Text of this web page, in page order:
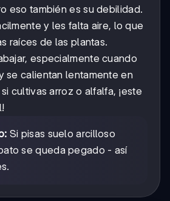
eso también es su debilidad.
y les falta aire, lo que
raíces de las plantas.
especialmente cuando
se calientan lentamente en
cultivas arroz o alfalfa, ¡este
Si pisas suelo arcilloso
se queda pegado - así